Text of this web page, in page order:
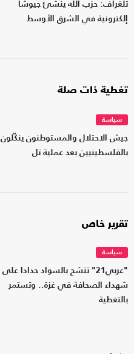
تلغراف: حزب الله ينشئ جيوشا
إلكترونية في الشرق الأوسط
تغطية ذات صلة
سياسة
جيش الاحتلال والمستوطنون ينكّلون
بالفلسطينيين بعد عملية تل
تقرير خاص
سياسة
"عربي21" تتشح بالسواد حدادا على
شهداء الصحافة في غزة.. وتستمر
بالتغطية